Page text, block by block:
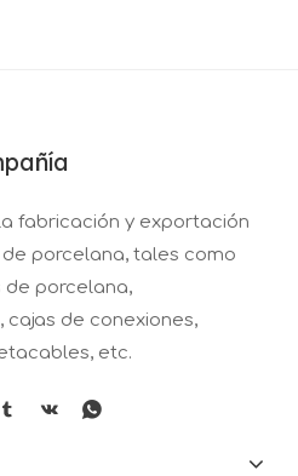
fabricación y exportación
porcelana, tales como
de porcelana,
de conexiones,
etc.